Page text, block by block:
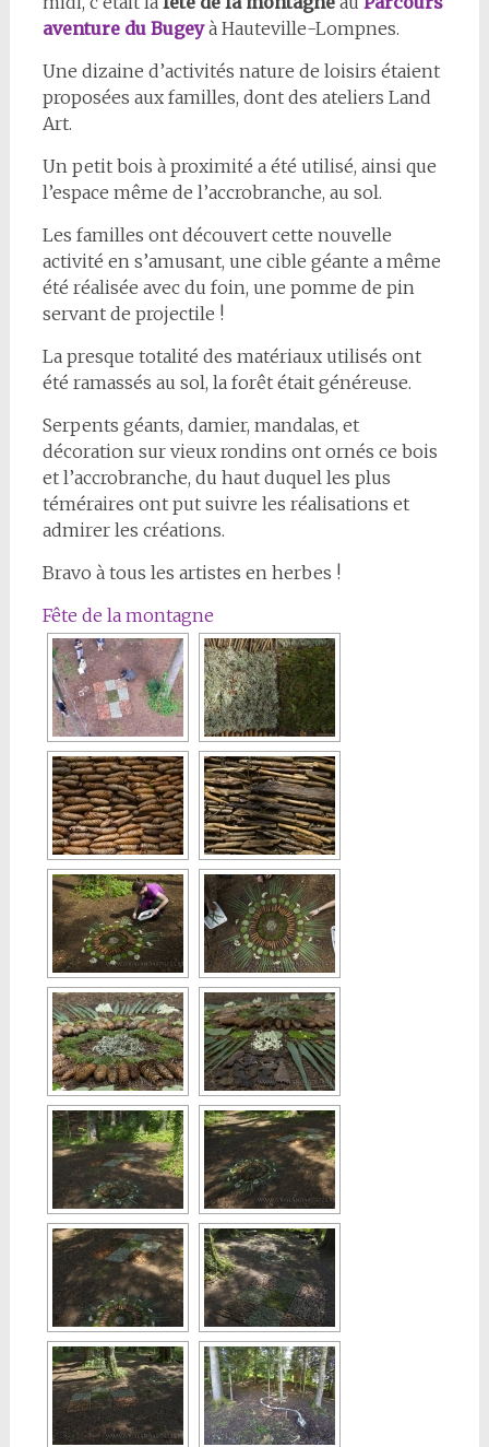
aventure du Bugeyà Hauteville-Lompnes.
Une dizaine d’activités nature de loisirs étaient
proposées aux familles, dont des ateliers Land
Art.
Un petit bois à proximité a été utilisé, ainsi que
l’espace même de l’accrobranche, au sol.
Les familles ont découvert cette nouvelle
activité en s’amusant, une cible géante a même
été réalisée avec du foin, une pomme de pin
servant de projectile !
La presque totalité des matériaux utilisés ont
été ramassés au sol, la forêt était généreuse.
Serpents géants, damier, mandalas, et
décoration sur vieux rondins ont ornés ce bois
et l’accrobranche, du haut duquel les plus
téméraires ont put suivre les réalisations et
admirer les créations.
Bravo à tous les artistes en herbes !
Fête de la montagne